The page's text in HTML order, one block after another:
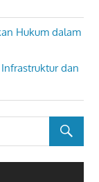
Hukum dalam
dan